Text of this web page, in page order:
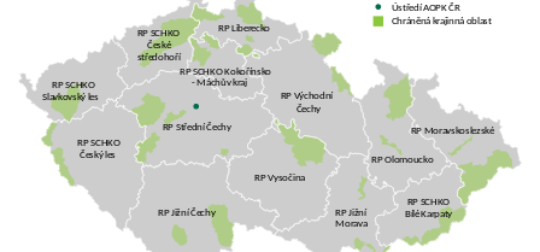
RP Moravskoslezské
RP SCHKO
Slavkovský les
RP Vysočina
RP Střední Čechy
RP Východní
Čechy
RP Jižní Čechy
RP Liberecko
RP Olomoucko
RP SCHKO
České
středohoří
RP SCHKO Kokořínsko
- Máchův kraj
RP SCHKO
Český les
RP Jižní
Morava
RP SCHKO
Bílé Karpaty
Ústředí AOPK ČR
Chráněná krajinná oblast